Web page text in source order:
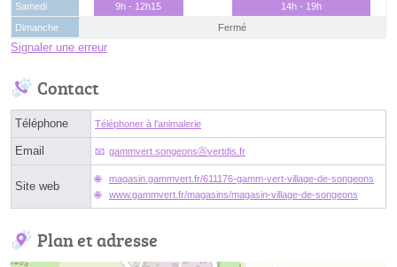
Samedi
9h - 12h15
14h - 19h
Dimanche
Fermé
Signaler une erreur
Contact
Téléphone Téléphoner à l'animalerie
Email gammvert.songeonsⓐvertdis.fr
Site web
magasin.gammvert.fr/611176-gamm-vert-village-de-songeons
www.gammvert.fr/magasins/magasin-village-de-songeons
Plan et adresse